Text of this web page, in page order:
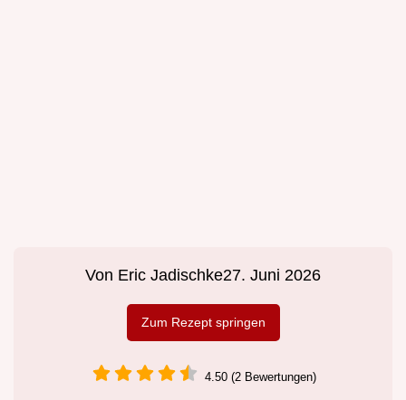
Von Eric Jadischke27. Juni 2026
Zum Rezept springen
4.50 (2 Bewertungen)